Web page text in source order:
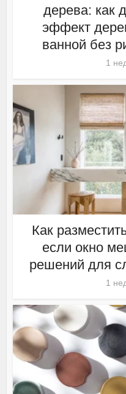
дерева: как
эффект
ванной без
1
Как
если окно
решений для
1